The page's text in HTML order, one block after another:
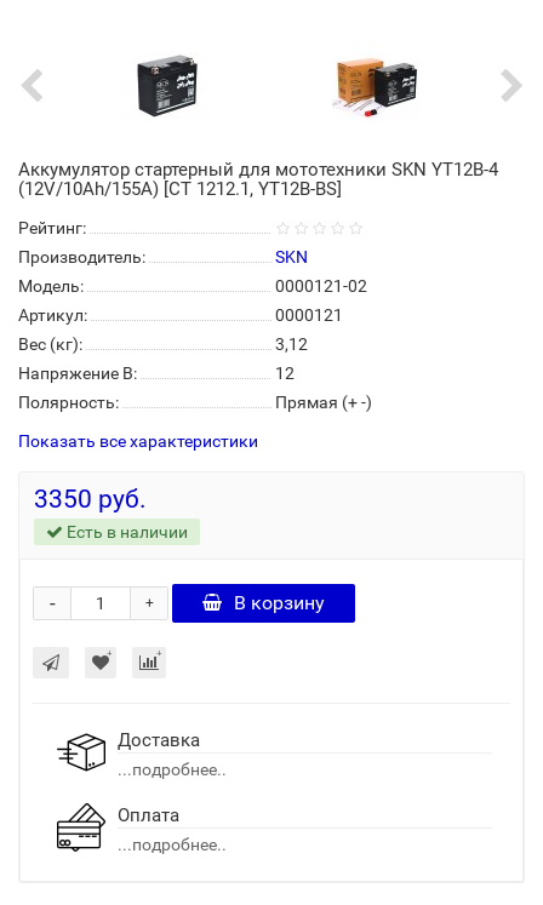
Аккумулятор стартерный для мототехники SKN YT12B-4
(12V/10Ah/155A) [CT 1212.1, YT12B-BS]
Рейтинг:
Производитель:
SKN
Модель:
0000121-02
Артикул:
0000121
Вес (кг):
3,12
Напряжение В:
12
Полярность:
Прямая (+ -)
Показать все характеристики
3350 руб.
Есть в наличии
+
- В корзину
Доставка
...подробнее..
Оплата
...подробнее..